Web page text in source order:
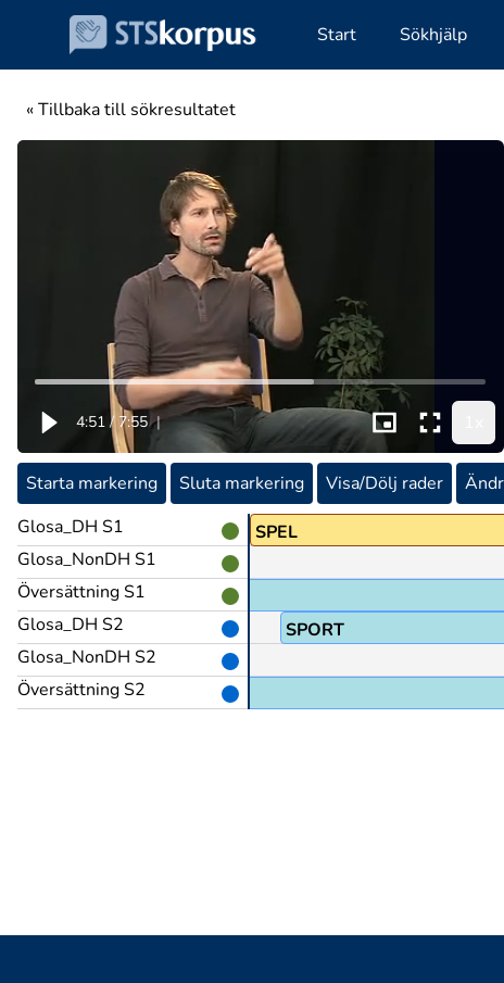
Start Sökhjälp
« Tillbaka till sökresultatet
4:51 / 7:55 |
Starta markering Sluta markering Visa/Dölj rader
Glosa_DH S1
Glosa_NonDH S1
Översättning S1
Glosa_DH S2
Glosa_NonDH S2
Översättning S2
PEK SPEL
Dövidrottsspelen,
SPORT